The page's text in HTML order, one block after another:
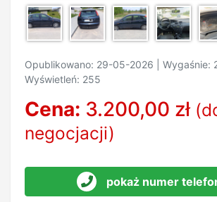
Opublikowano: 29-05-2026 | Wygaśnie:
Wyświetleń: 255
Cena: 3.200,00 zł
negocjacji)
pokaż numer